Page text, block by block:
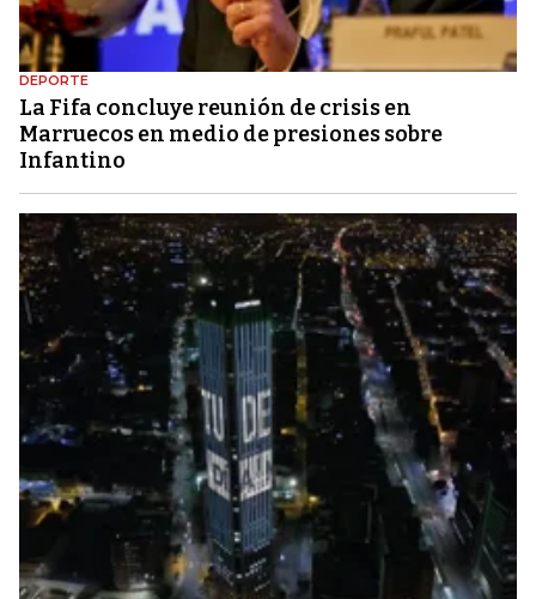
DEPORTE
La Fifa concluye reunión de crisis en
Marruecos en medio de presiones sobre
Infantino